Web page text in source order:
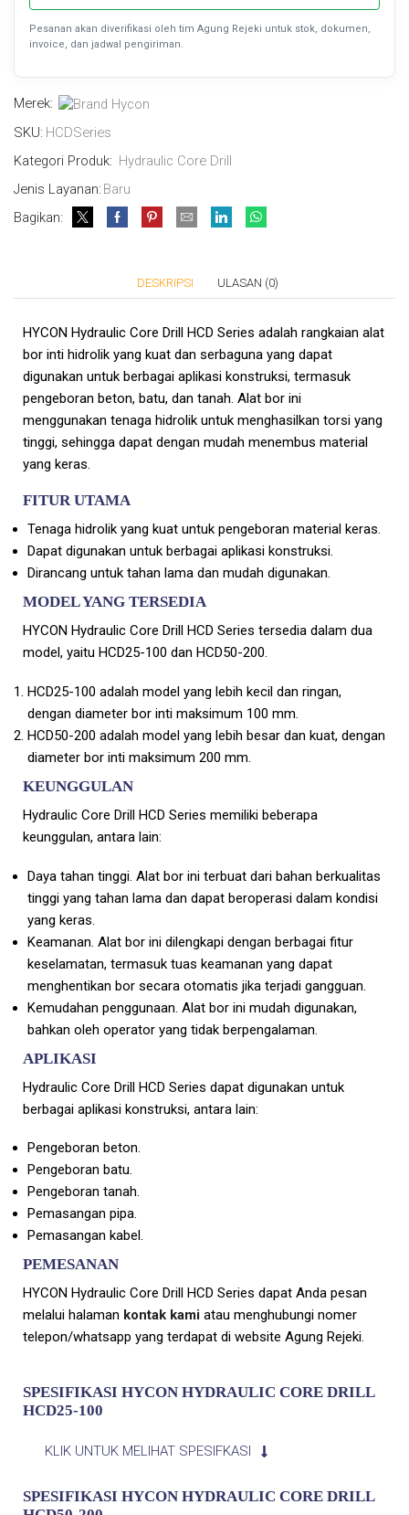
Pesanan akan diverifikasi oleh tim Agung Rejeki untuk stok, dokumen,
invoice, dan jadwal pengiriman.
Merek:
SKU: HCDSeries
Kategori Produk: Hydraulic Core Drill
Jenis Layanan: Baru
Bagikan:
DESKRIPSI ULASAN (0)
HYCON Hydraulic Core Drill HCD Series adalah rangkaian alat
bor inti hidrolik yang kuat dan serbaguna yang dapat
digunakan untuk berbagai aplikasi konstruksi, termasuk
pengeboran beton, batu, dan tanah. Alat bor ini
menggunakan tenaga hidrolik untuk menghasilkan torsi yang
tinggi, sehingga dapat dengan mudah menembus material
yang keras.
FITUR UTAMA
Tenaga hidrolik yang kuat untuk pengeboran material keras.
Dapat digunakan untuk berbagai aplikasi konstruksi.
Dirancang untuk tahan lama dan mudah digunakan.
MODEL YANG TERSEDIA
HYCON Hydraulic Core Drill HCD Series tersedia dalam dua
model, yaitu HCD25-100 dan HCD50-200.
HCD25-100 adalah model yang lebih kecil dan ringan,
dengan diameter bor inti maksimum 100 mm.
HCD50-200 adalah model yang lebih besar dan kuat, dengan
diameter bor inti maksimum 200 mm.
KEUNGGULAN
Hydraulic Core Drill HCD Series memiliki beberapa
keunggulan, antara lain:
Daya tahan tinggi. Alat bor ini terbuat dari bahan berkualitas
tinggi yang tahan lama dan dapat beroperasi dalam kondisi
yang keras.
Keamanan. Alat bor ini dilengkapi dengan berbagai fitur
keselamatan, termasuk tuas keamanan yang dapat
menghentikan bor secara otomatis jika terjadi gangguan.
Kemudahan penggunaan. Alat bor ini mudah digunakan,
bahkan oleh operator yang tidak berpengalaman.
APLIKASI
Hydraulic Core Drill HCD Series dapat digunakan untuk
berbagai aplikasi konstruksi, antara lain:
Pengeboran beton.
Pengeboran batu.
Pengeboran tanah.
Pemasangan pipa.
Pemasangan kabel.
PEMESANAN
HYCON Hydraulic Core Drill HCD Series dapat Anda pesan
melalui halaman kontak kami atau menghubungi nomer
telepon/whatsapp yang terdapat di website Agung Rejeki.
SPESIFIKASI HYCON HYDRAULIC CORE DRILL
HCD25-100
KLIK UNTUK MELIHAT SPESIFKASI
SPESIFIKASI HYCON HYDRAULIC CORE DRILL